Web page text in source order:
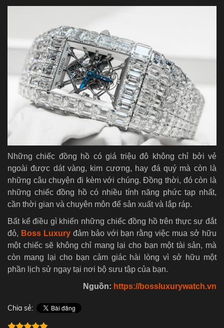
Những chiếc đồng hồ có giá triệu đô không chỉ bởi vẻ
ngoài được dát vàng, kim cương, hay đá quý mà còn là
những câu chuyện đi kèm với chúng. Đồng thời, đó còn là
những chiếc đồng hồ có nhiều tính năng phức tạp nhất,
cần thời gian và chuyên môn để sản xuất và lắp ráp.
Bất kể điều gì khiến những chiếc đồng hồ trên thực sự đắt
đỏ, Boss Luxuryđảm bảo với bạn rằng việc mua sở hữu
một chiếc sẽ không chỉ mang lại cho bạn một tài sản, mà
còn mang lại cho bạn cảm giác hài lòng vì sở hữu một
phần lịch sử ngay tại nơi bộ sưu tập của bạn.
Nguồn: https://bossluxurywatch.vn
Chia sẻ: